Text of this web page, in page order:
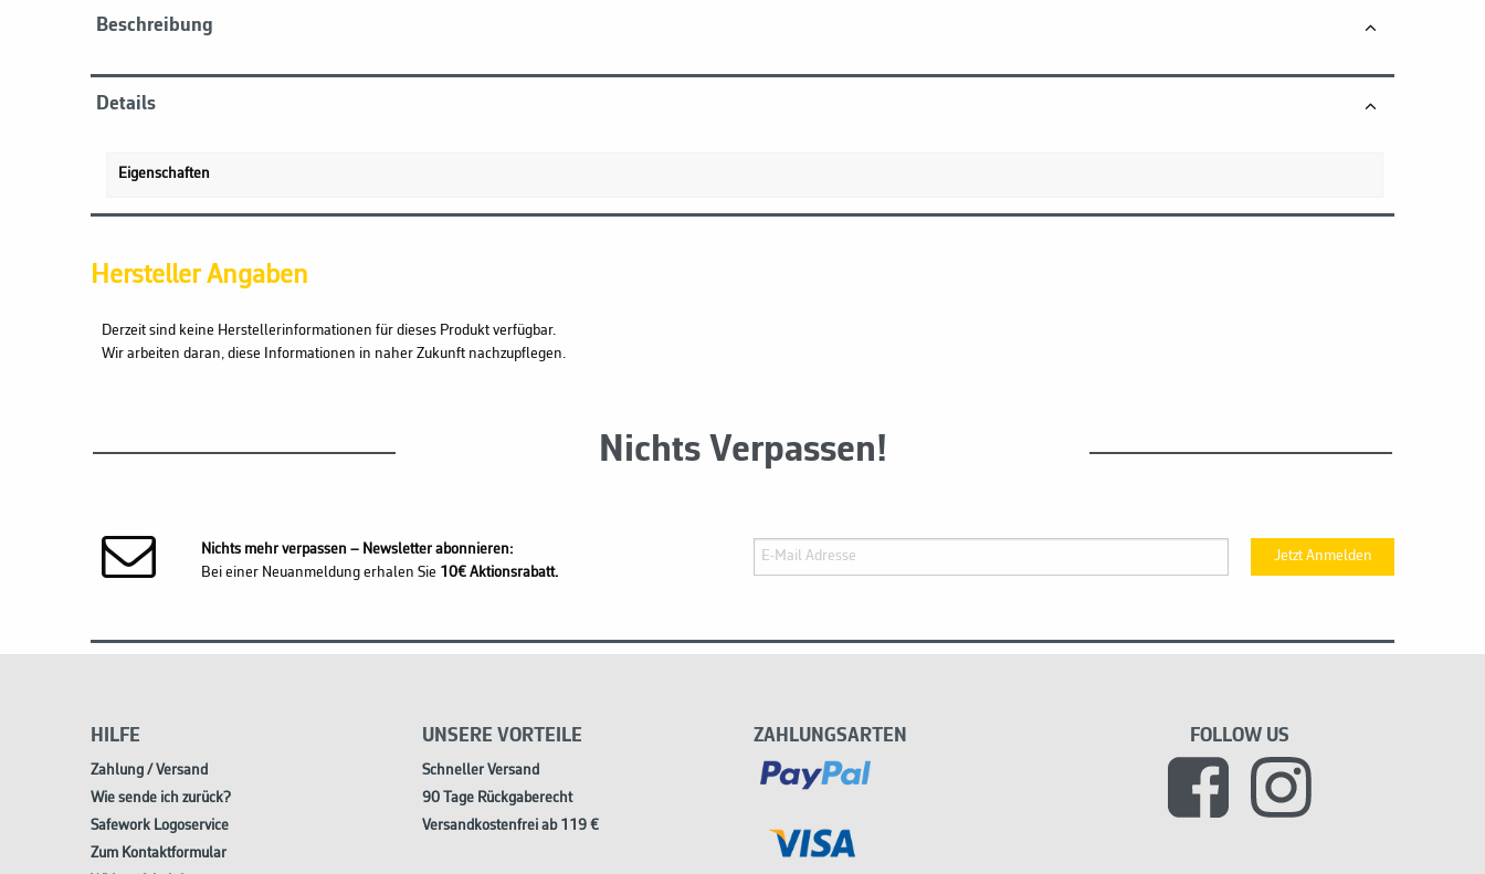
Beschreibung
Details
Eigenschaften
Hersteller Angaben
Derzeit sind keine Herstellerinformationen für dieses Produkt verfügbar.
Wir arbeiten daran, diese Informationen in naher Zukunft nachzupflegen.
Nichts Verpassen!
Nichts mehr verpassen – Newsletter abonnieren:
Bei einer Neuanmeldung erhalen Sie 10€ Aktionsrabatt.
Jetzt Anmelden
HILFE
Zahlung / Versand
Wie sende ich zurück?
Safework Logoservice
Zum Kontaktformular
UNSERE VORTEILE
Schneller Versand
90 Tage Rückgaberecht
Versandkostenfrei ab 119 €
FOLLOW US
ZAHLUNGSARTEN